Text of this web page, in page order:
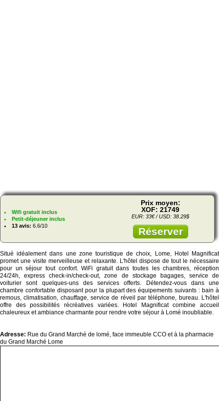
Wifi gratuit inclus
Petit-déjeuner inclus
13 avis: 6.6/10
Prix moyen:
XOF: 21749
EUR: 33€ / USD: 38.29$
Réserver
Situé idéalement dans une zone touristique de choix, Lome, Hotel Magnificat
promet une visite merveilleuse et relaxante. L'hôtel dispose de tout le nécessaire
pour un séjour tout confort. WiFi gratuit dans toutes les chambres, réception
24/24h, express check-in/check-out, zone de stockage bagages, service de
voiturier sont quelques-uns des services offerts. Détendez-vous dans une
chambre confortable disposant pour la plupart des équipements suivants : bain à
remous, climatisation, chauffage, service de réveil par téléphone, bureau. L'hôtel
offre des possibilités récréatives variées. Hotel Magnificat combine accueil
chaleureux et ambiance charmante pour rendre votre séjour à Lomé inoubliable.
Adresse: Rue du Grand Marché de lomé, face immeuble CCO et à la pharmacie
du Grand Marché Lome